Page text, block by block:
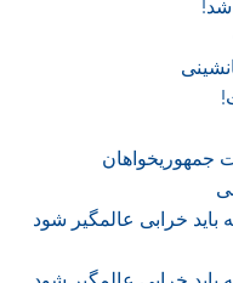
شد!
جمهوریخواهان
باید خرابی عالمگیر شود